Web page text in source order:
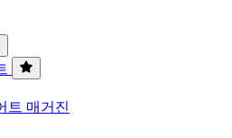
트 매거진